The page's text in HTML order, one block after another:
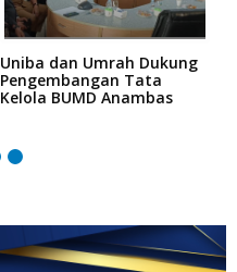
Uniba dan Umrah Dukung
Pengembangan Tata
Kelola BUMD Anambas